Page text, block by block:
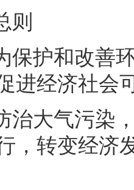
则
护和改善
进经济社会
大气污染
，转变经济